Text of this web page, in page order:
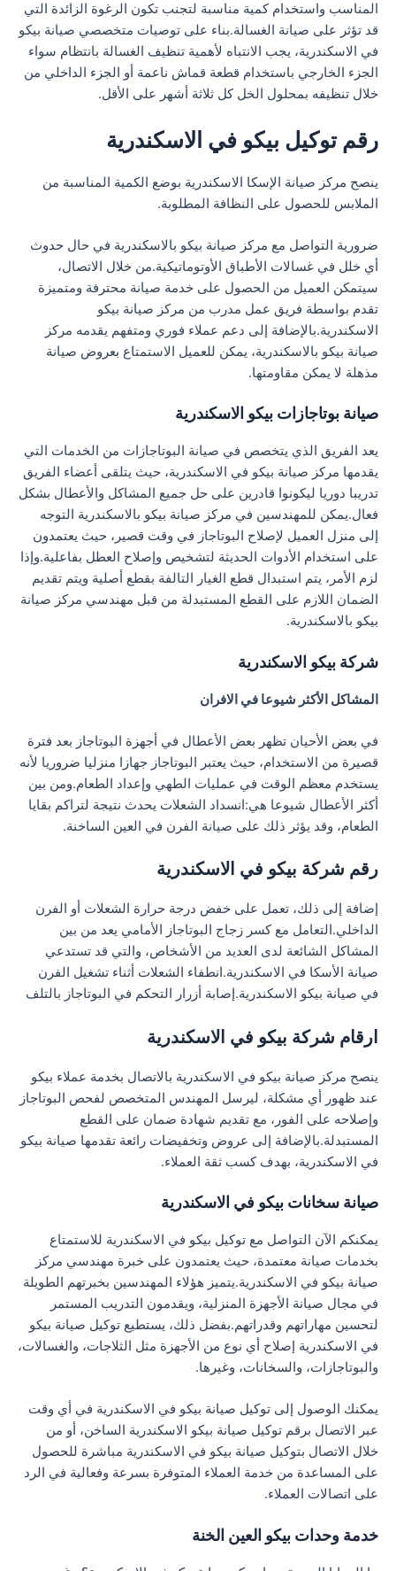
المناسب واستخدام كمية مناسبة لتجنب تكون الرغوة الزائدة التي
قد تؤثر على صيانة الغسالة.بناء على توصيات متخصصي صيانة بيكو
في الاسكندرية، يجب الانتباه لأهمية تنظيف الغسالة بانتظام سواء
الجزء الخارجي باستخدام قطعة قماش ناعمة أو الجزء الداخلي من
خلال تنظيفه بمحلول الخل كل ثلاثة أشهر على الأقل.
رقم توكيل بيكو في الاسكندرية
ينصح مركز صيانة الإسكا الاسكندرية بوضع الكمية المناسبة من
الملابس للحصول على النظافة المطلوبة.
ضرورية التواصل مع مركز صيانة بيكو بالاسكندرية في حال حدوث
أي خلل في غسالات الأطباق الأوتوماتيكية.من خلال الاتصال،
سيتمكن العميل من الحصول على خدمة صيانة محترفة ومتميزة
تقدم بواسطة فريق عمل مدرب من مركز صيانة بيكو
الاسكندرية.بالإضافة إلى دعم عملاء فوري ومتفهم يقدمه مركز
صيانة بيكو بالاسكندرية، يمكن للعميل الاستمتاع بعروض صيانة
مذهلة لا يمكن مقاومتها.
صيانة بوتاجازات بيكو الاسكندرية
يعد الفريق الذي يتخصص في صيانة البوتاجازات من الخدمات التي
يقدمها مركز صيانة بيكو في الاسكندرية، حيث يتلقى أعضاء الفريق
تدريبا دوريا ليكونوا قادرين على حل جميع المشاكل والأعطال بشكل
فعال.يمكن للمهندسين في مركز صيانة بيكو بالاسكندرية التوجه
إلى منزل العميل لإصلاح البوتاجاز في وقت قصير، حيث يعتمدون
على استخدام الأدوات الحديثة لتشخيص وإصلاح العطل بفاعلية.وإذا
لزم الأمر، يتم استبدال قطع الغيار التالفة بقطع أصلية ويتم تقديم
الضمان اللازم على القطع المستبدلة من قبل مهندسي مركز صيانة
بيكو بالاسكندرية.
شركة بيكو الاسكندرية
المشاكل الأكثر شيوعا في الافران
في بعض الأحيان تظهر بعض الأعطال في أجهزة البوتاجاز بعد فترة
قصيرة من الاستخدام، حيث يعتبر البوتاجاز جهازا منزليا ضروريا لأنه
يستخدم معظم الوقت في عمليات الطهي وإعداد الطعام.ومن بين
أكثر الأعطال شيوعا هي:انسداد الشعلات يحدث نتيجة لتراكم بقايا
الطعام، وقد يؤثر ذلك على صيانة الفرن في العين الساخنة.
رقم شركة بيكو في الاسكندرية
إضافة إلى ذلك، تعمل على خفض درجة حرارة الشعلات أو الفرن
الداخلي.التعامل مع كسر زجاج البوتاجاز الأمامي يعد من بين
المشاكل الشائعة لدى العديد من الأشخاص، والتي قد تستدعي
صيانة الأسكا في الاسكندرية.انطفاء الشعلات أثناء تشغيل الفرن
في صيانة بيكو الاسكندرية.إصابة أزرار التحكم في البوتاجاز بالتلف
ارقام شركة بيكو في الاسكندرية
ينصح مركز صيانة بيكو في الاسكندرية بالاتصال بخدمة عملاء بيكو
عند ظهور أي مشكلة، ليرسل المهندس المتخصص لفحص البوتاجاز
وإصلاحه على الفور، مع تقديم شهادة ضمان على القطع
المستبدلة.بالإضافة إلى عروض وتخفيضات رائعة تقدمها صيانة بيكو
في الاسكندرية، بهدف كسب ثقة العملاء.
صيانة سخانات بيكو في الاسكندرية
يمكنكم الآن التواصل مع توكيل بيكو في الاسكندرية للاستمتاع
بخدمات صيانة معتمدة، حيث يعتمدون على خبرة مهندسي مركز
صيانة بيكو في الاسكندرية.يتميز هؤلاء المهندسين بخبرتهم الطويلة
في مجال صيانة الأجهزة المنزلية، ويقدمون التدريب المستمر
لتحسين مهاراتهم وقدراتهم.بفضل ذلك، يستطيع توكيل صيانة بيكو
في الاسكندرية إصلاح أي نوع من الأجهزة مثل الثلاجات، والغسالات،
والبوتاجازات، والسخانات، وغيرها.
يمكنك الوصول إلى توكيل صيانة بيكو في الاسكندرية في أي وقت
عبر الاتصال برقم توكيل صيانة بيكو الاسكندرية الساخن، أو من
خلال الاتصال بتوكيل صيانة بيكو في الاسكندرية مباشرة للحصول
على المساعدة من خدمة العملاء المتوفرة بسرعة وفعالية في الرد
على اتصالات العملاء.
خدمة وحدات بيكو العين الخنة